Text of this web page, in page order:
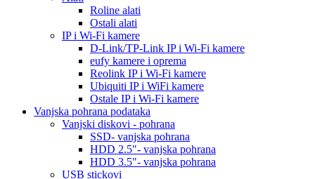
Roline alati
Ostali alati
IP i Wi-Fi kamere
D-Link/TP-Link IP i Wi-Fi kamere
eufy kamere i oprema
Reolink IP i Wi-Fi kamere
Ubiquiti IP i WiFi kamere
Ostale IP i Wi-Fi kamere
Vanjska pohrana podataka
Vanjski diskovi - pohrana
SSD- vanjska pohrana
HDD 2.5"- vanjska pohrana
HDD 3.5"- vanjska pohrana
USB stickovi